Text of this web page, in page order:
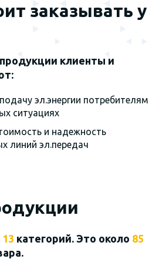
заказывать у
клиенты и
эл.энергии потребителям
ситуациях
и надежность
линий эл.передач
13 категорий. Это около 85